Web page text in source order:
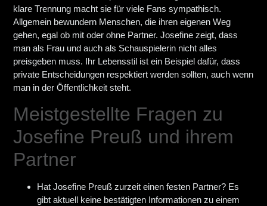
klare Trennung macht sie für viele Fans sympathisch.
Allgemein bewundern Menschen, die ihren eigenen Weg
gehen, egal ob mit oder ohne Partner. Josefine zeigt, dass
man als Frau und auch als Schauspielerin nicht alles
preisgeben muss. Ihr Lebensstil ist ein Beispiel dafür, dass
private Entscheidungen respektiert werden sollten, auch wenn
man in der Öffentlichkeit steht.
Meistgestellte Fragen zu
Josefine Preuß und ihrem
Partner
Hat Josefine Preuß zurzeit einen festen Partner? Es
gibt aktuell keine bestätigten Informationen zu einem